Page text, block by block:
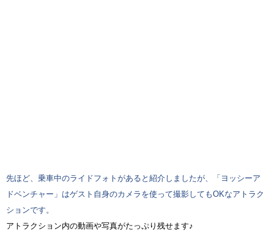
先ほど、乗車中のライドフォトがあると紹介しましたが、「ヨッシーア
ドベンチャー」はゲスト自身のカメラを使って撮影してもOKなアトラク
ションです。
アトラクション内の動画や写真がたっぷり残せます♪